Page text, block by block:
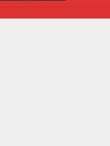
SEÇİLDİ!